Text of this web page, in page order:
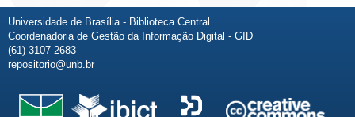
Universidade de Brasília - Biblioteca Central
Coordenadoria de Gestão da Informação Digital - GID
(61) 3107-2683
repositorio@unb.br